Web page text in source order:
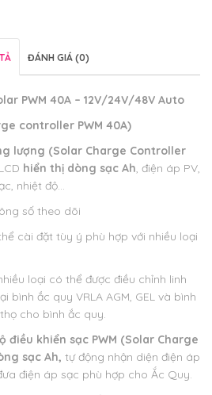
ĐÁNH GIÁ (0)
PWM 40A – 12V/24V/48V Auto
controller PWM 40A)
lượng (Solar Charge Controller
hiển thị dòng sạc Ah, điện áp PV,
nhiệt độ…
số theo dõi
cài đặt tùy ý phù hợp với nhiều loại
loại có thể được điều chỉnh linh
bình ắc quy VRLA AGM, GEL và bình
cho bình ắc quy.
điều khiển sạc PWM (Solar Charge
sạc Ah, tự động nhận diện điện áp
điện áp sạc phù hợp cho Ắc Quy.